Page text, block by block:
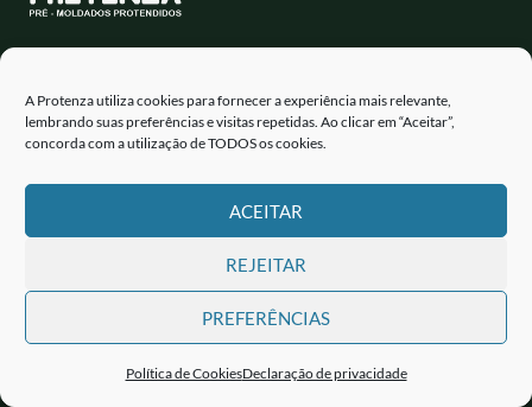
A Protenza utiliza cookies para fornecer a experiência mais relevante,
lembrando suas preferências e visitas repetidas. Ao clicar em “Aceitar”,
concorda com a utilização de TODOS os cookies.
ACEITAR
REJEITAR
PREFERÊNCIAS
Política de CookiesDeclaração de privacidade
Apucarana - PR
Fone: (43) 3456-1700
Copyright © 2026 | MPA - PRE-MOLDADOS EIRELI - CNPJ
11.958.285/0001-94 | Powered byLondrinaSEO